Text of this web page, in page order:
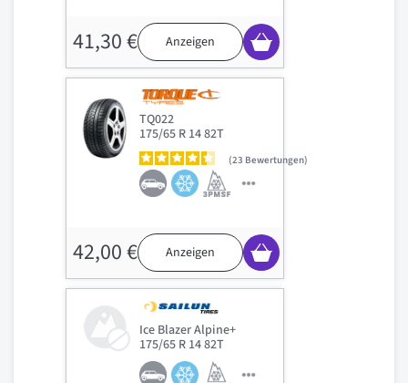
41,30 € Anzeigen
TQ022
175/65 R 14 82T
23 Bewertungen
42,00 € Anzeigen
Ice Blazer Alpine+
175/65 R 14 82T